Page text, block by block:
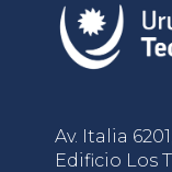
Av. Italia
Edificio Los